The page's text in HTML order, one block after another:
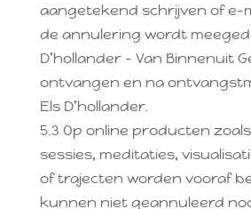
aangetekend schrijven of e-
de annulering wordt
D’hollander – Van Binnenuit
ontvangen en na
Els D’hollander.
5.3 Op online producten
sessies, meditaties,
of trajecten worden vooraf
kunnen niet geannuleerd